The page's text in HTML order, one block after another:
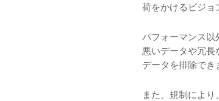
荷をかけるビジョ
パフォーマンス
悪いデータや冗
データを排除でき
また、規制によ